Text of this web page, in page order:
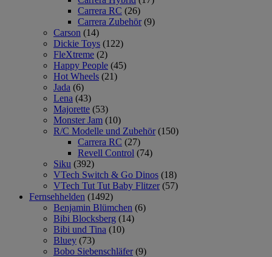
Carrera RC (26)
Carrera Zubehör (9)
Carson (14)
Dickie Toys (122)
FleXtreme (2)
Happy People (45)
Hot Wheels (21)
Jada (6)
Lena (43)
Majorette (53)
Monster Jam (10)
R/C Modelle und Zubehör (150)
Carrera RC (27)
Revell Control (74)
Siku (392)
VTech Switch & Go Dinos (18)
VTech Tut Tut Baby Flitzer (57)
Fernsehhelden (1492)
Benjamin Blümchen (6)
Bibi Blocksberg (14)
Bibi und Tina (10)
Bluey (73)
Bobo Siebenschläfer (9)